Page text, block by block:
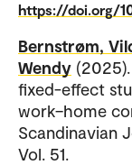
https://doi.org/
Bernstrøm,
Wendy
fixed-effect
work–home
Scandinavian
Vol. 51.